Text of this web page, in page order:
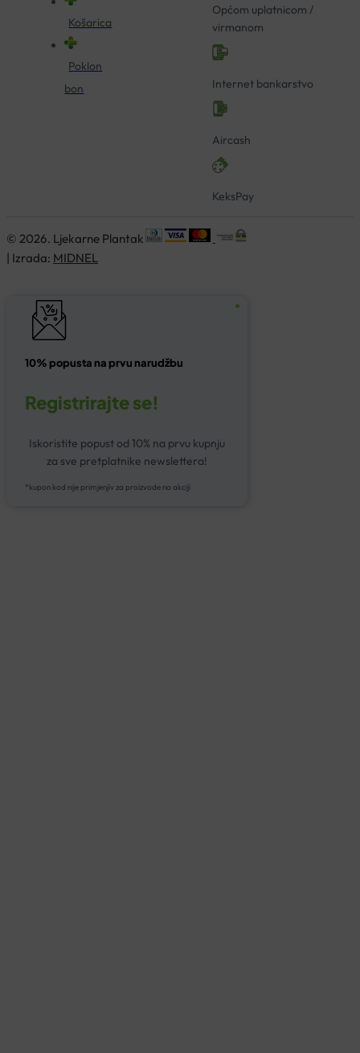
Košarica
Poklon
bon
Općom uplatnicom /
virmanom
Internet bankarstvo
Aircash
KeksPay
© 2026. Ljekarne Plantak
| Izrada: MIDNEL
10% popusta na prvu narudžbu
Registrirajte se!
Iskoristite popust od 10% na prvu kupnju
za sve pretplatnike newslettera!
*kupon kod nije primjenjiv za proizvode na akciji